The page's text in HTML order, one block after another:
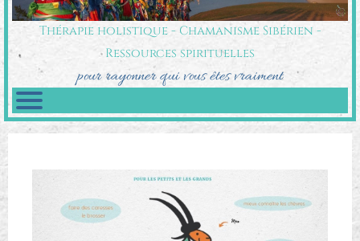
Thérapie holistique - Chamanisme Sibérien -
Ressources spirituelles
pour rayonner qui vous êtes vraiment